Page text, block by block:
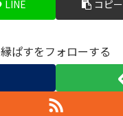
LINE コピー
縁ぱすをフォローする